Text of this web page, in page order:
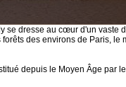
se dresse au cœur d'un vaste
des environs de Paris, le
depuis le Moyen Âge par